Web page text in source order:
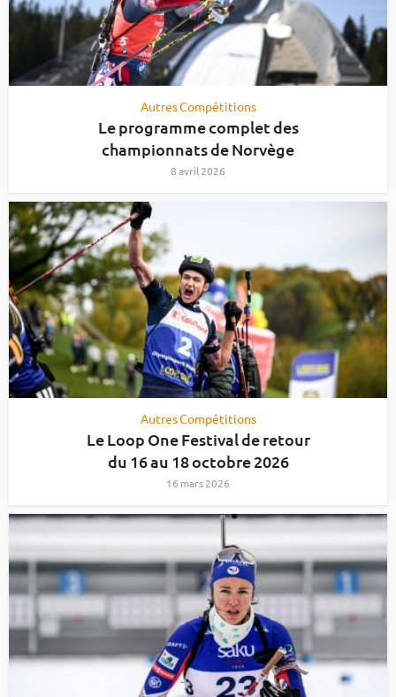
Autres Compétitions
Le programme complet des
championnats de Norvège
8 avril 2026
Autres Compétitions
Le Loop One Festival de retour
du 16 au 18 octobre 2026
16 mars 2026